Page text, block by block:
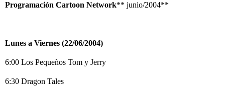
Programación Cartoon Network** junio/2004**
Lunes a Viernes (22/06/2004)
6:00 Los Pequeños Tom y Jerry
6:30 Dragon Tales